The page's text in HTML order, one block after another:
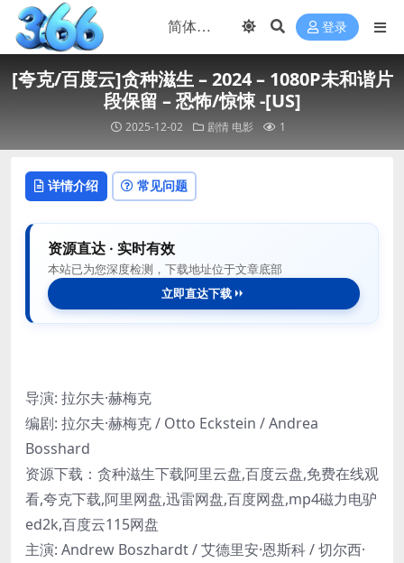
登录
[夸克/百度云]贪种滋生 – 2024 – 1080P未和谐片
段保留 – 恐怖/惊悚 -[US]
2025-12-02 剧情 电影 1
详情介绍 常见问题
资源直达 · 实时有效
本站已为您深度检测，下载地址位于文章底部
立即直达下载
导演: 拉尔夫·赫梅克
编剧: 拉尔夫·赫梅克 / Otto Eckstein / Andrea
Bosshard
资源下载：贪种滋生下载阿里云盘,百度云盘,免费在线观
看,夸克下载,阿里网盘,迅雷网盘,百度网盘,mp4磁力电驴
ed2k,百度云115网盘
主演: Andrew Boszhardt / 艾德里安·恩斯科 / 切尔西·